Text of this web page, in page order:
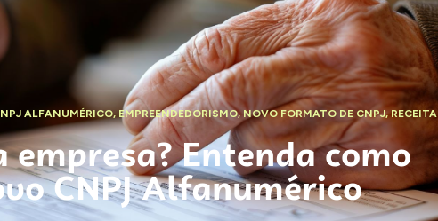
ALFANUMÉRICO, EMPREENDEDORISMO,NOVO FORMATO DE CNPJ,RECEITA
Entenda como
CNPJ Alfanumérico